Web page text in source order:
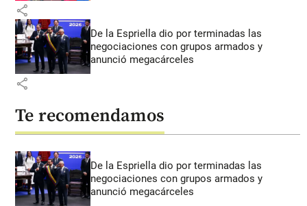
share
De la Espriella dio por terminadas las
negociaciones con grupos armados y
anunció megacárceles
share
Te recomendamos
De la Espriella dio por terminadas las
negociaciones con grupos armados y
anunció megacárceles